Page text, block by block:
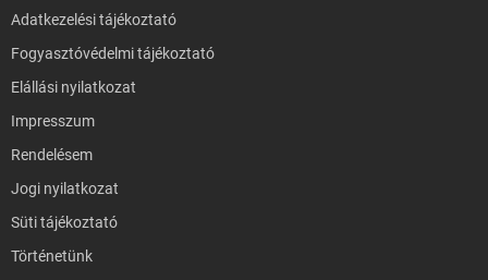
Adatkezelési tájékoztató
Fogyasztóvédelmi tájékoztató
Elállási nyilatkozat
Impresszum
Rendelésem
Jogi nyilatkozat
Süti tájékoztató
Történetünk